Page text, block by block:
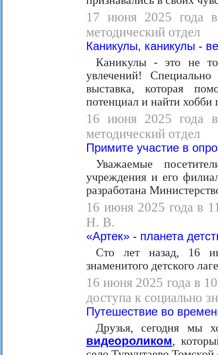
17 июня 2025 года в
методический отдел
Каникулы, каникулы -
Каникулы - это не
увлечений!
выставка, которая
потенциал и найти хобби
16 июня 2025 года в
методический отдел
Примите участие в
Уважаемые
учреждения и его
разработана
16 июня 2025 года в
Н. В.
«Артек» - планета
Сто лет назад, 16
знаменитого детского
16 июня 2025 года в
доступа к социально
Путешествие во
Друзья, сегодня мы
видеороликом,